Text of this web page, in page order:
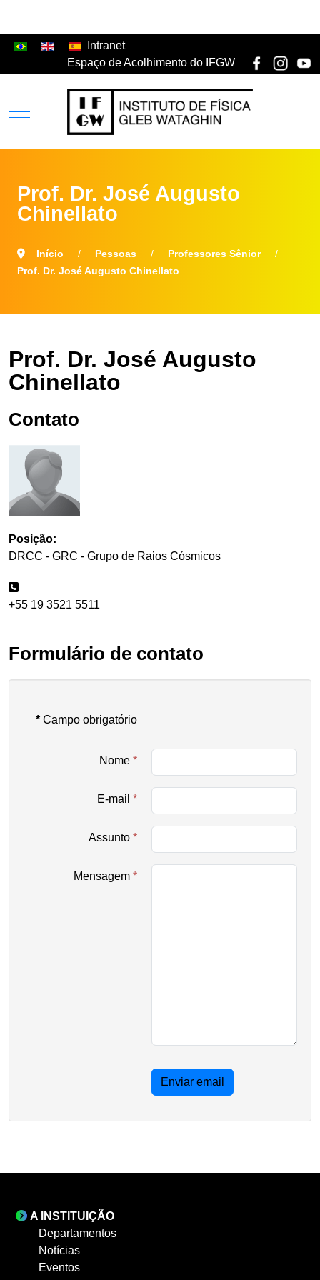
Intranet
Espaço de Acolhimento do IFGW
Prof. Dr. José Augusto
Chinellato
Início Pessoas
Professores Sênior
Prof. Dr. José Augusto Chinellato
Prof. Dr. José Augusto
Chinellato
Contato
Posição:
DRCC - GRC - Grupo de Raios Cósmicos
+55 19 3521 5511
Formulário de contato
* Campo obrigatório
Nome *
E-mail *
Assunto *
Mensagem *
Enviar email
A INSTITUIÇÃO
Departamentos
Notícias
Eventos